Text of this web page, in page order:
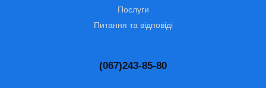
Послуги
Питання та відповіді
(067)243-85-80